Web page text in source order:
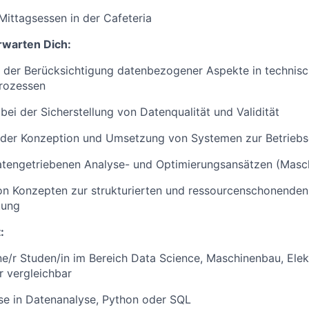
in der Cafeteria
Dich:
Berücksichtigung datenbezogener Aspekte in
der Sicherstellung von Datenqualität und Validität
Konzeption und Umsetzung von Systemen zur
Analyse- und Optimierungsansätzen
Konzepten zur strukturierten und ressourcenschonenden
r Studen/in im Bereich Data Science, Maschinenbau,
vergleichbar
in Datenanalyse, Python oder SQL